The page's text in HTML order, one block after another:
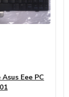
Eee PC